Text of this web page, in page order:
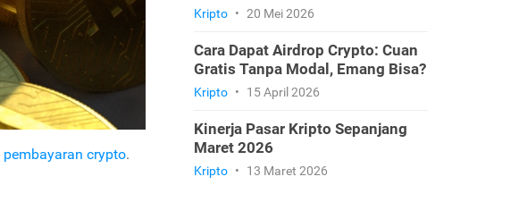
pembayaran crypto.
Kripto • 20 Mei 2026
Cara Dapat Airdrop Crypto: Cuan
Gratis Tanpa Modal, Emang Bisa?
Kripto • 15 April 2026
Kinerja Pasar Kripto Sepanjang
Maret 2026
Kripto • 13 Maret 2026